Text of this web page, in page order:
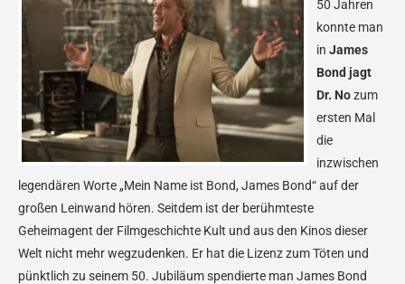
50 Jahren
konnte man
in James
Bond jagt
Dr. Nozum
ersten Mal
die
inzwischen
legendären Worte „Mein Name ist Bond, James Bond“ auf der
großen Leinwand hören. Seitdem ist der berühmteste
Geheimagent der Filmgeschichte Kult und aus den Kinos dieser
Welt nicht mehr wegzudenken. Er hat die Lizenz zum Töten und
pünktlich zu seinem 50. Jubiläum spendierte man James Bond